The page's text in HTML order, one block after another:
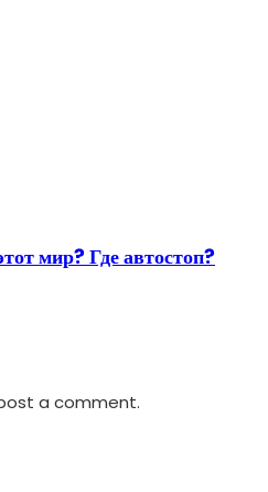
мир? Где автостоп?
a comment.